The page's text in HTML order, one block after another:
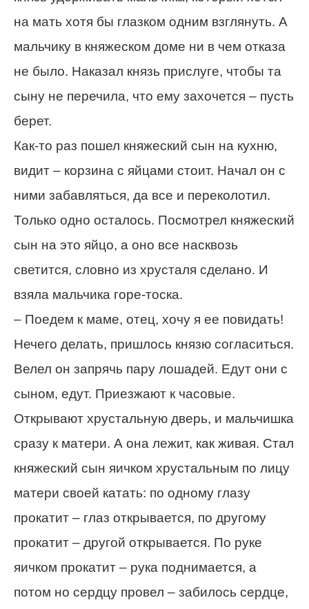
на мать хотя бы глазком одним взглянуть. А
мальчику в княжеском доме ни в чем отказа
не было. Наказал князь прислуге, чтобы та
сыну не перечила, что ему захочется – пусть
берет.
Как-то раз пошел княжеский сын на кухню,
видит – корзина с яйцами стоит. Начал он с
ними забавляться, да все и переколотил.
Только одно осталось. Посмотрел княжеский
сын на это яйцо, а оно все насквозь
светится, словно из хрусталя сделано. И
взяла мальчика горе-тоска.
– Поедем к маме, отец, хочу я ее повидать!
Нечего делать, пришлось князю согласиться.
Велел он запрячь пару лошадей. Едут они с
сыном, едут. Приезжают к часовые.
Открывают хрустальную дверь, и мальчишка
сразу к матери. А она лежит, как живая. Стал
княжеский сын яичком хрустальным по лицу
матери своей катать: по одному глазу
прокатит – глаз открывается, по другому
прокатит – другой открывается. По руке
яичком прокатит – рука поднимается, а
потом но сердцу провел – забилось сердце,